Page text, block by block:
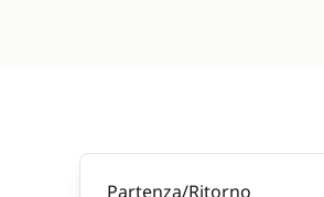
Partenza/Ritorno